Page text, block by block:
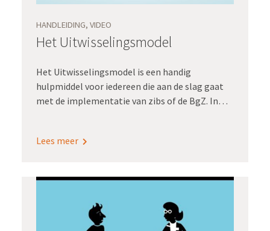
HANDLEIDING, VIDEO
Het Uitwisselingsmodel
Het Uitwisselingsmodel is een handig
hulpmiddel voor iedereen die aan de slag gaat
met de implementatie van zibs of de BgZ. In
brengen in de diverse stappen van
Lees meer